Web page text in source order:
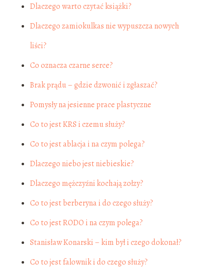
Dlaczego warto czytać książki?
Dlaczego zamiokulkas nie wypuszcza nowych
liści?
Co oznacza czarne serce?
Brak prądu – gdzie dzwonić i zgłaszać?
Pomysły na jesienne prace plastyczne
Co to jest KRS i czemu służy?
Co to jest ablacja i na czym polega?
Dlaczego niebo jest niebieskie?
Dlaczego mężczyźni kochają zołzy?
Co to jest berberyna i do czego służy?
Co to jest RODO i na czym polega?
Stanisław Konarski – kim był i czego dokonał?
Co to jest falownik i do czego służy?